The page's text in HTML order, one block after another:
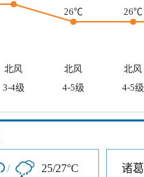
26℃
26℃
北风 北风
北风
3-4级 4-5级 4-5级
/ 25/27°C 诸